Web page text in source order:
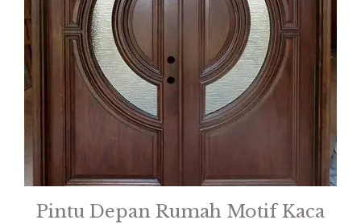
Pintu Depan Rumah Motif Kaca